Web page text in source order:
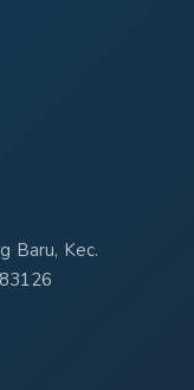
Baru, Kec.